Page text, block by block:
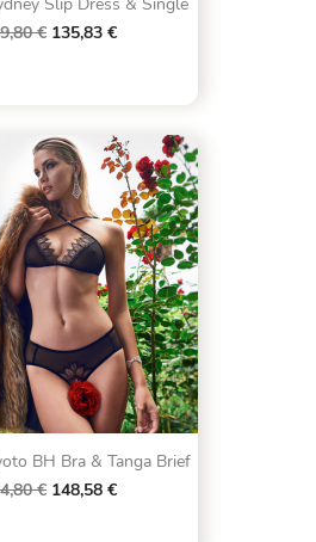
€ 135,83 €
BH Bra & Tanga Brief
€ 148,58 €